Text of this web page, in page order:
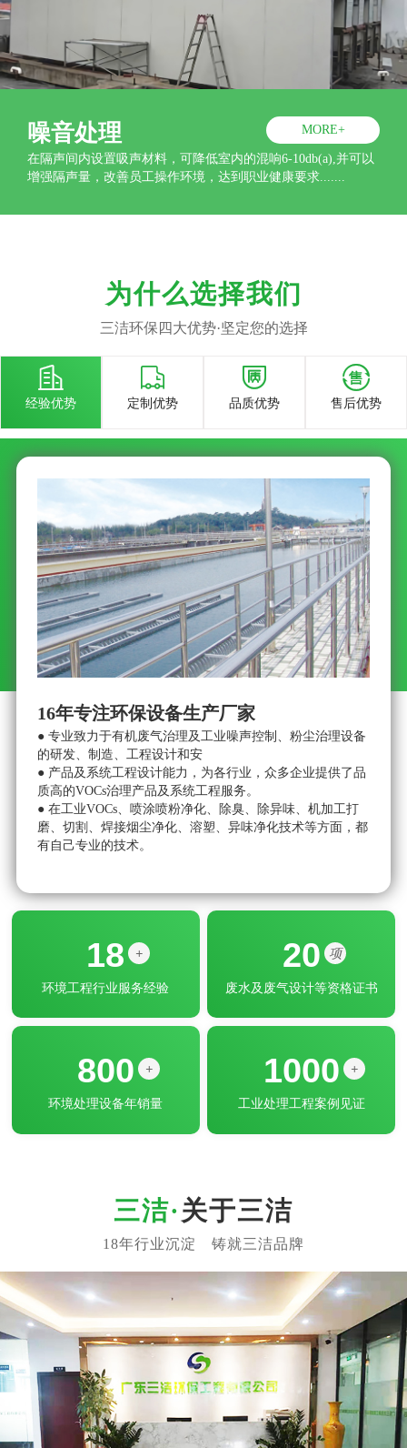
噪音处理 MORE+
在隔声间内设置吸声材料，可降低室内的混响6-10db(a),并可以
增强隔声量，改善员工操作环境，达到职业健康要求.......
为什么选择我们
三洁环保四大优势·坚定您的选择

经验优势

定制优势

品质优势

售后优势
16年专注环保设备生产厂家
● 专业致力于有机废气治理及工业噪声控制、粉尘治理设备
的研发、制造、工程设计和安
● 产品及系统工程设计能力，为各行业，众多企业提供了品
质高的VOCs治理产品及系统工程服务。
● 在工业VOCs、喷涂喷粉净化、除臭、除异味、机加工打
磨、切割、焊接烟尘净化、溶塑、异味净化技术等方面，都
有自己专业的技术。
18 +
环境工程行业服务经验
20 项
废水及废气设计等资格证书
800 +
环境处理设备年销量
1000 +
工业处理工程案例见证
关于三洁